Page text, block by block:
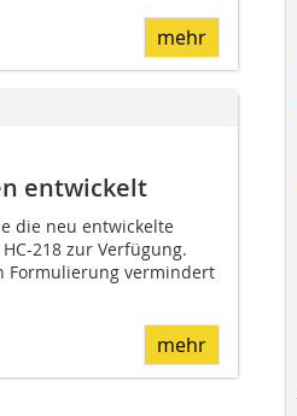
mehr
entwickelt
die neu entwickelte
218 zur Verfügung.
Formulierung vermindert
mehr